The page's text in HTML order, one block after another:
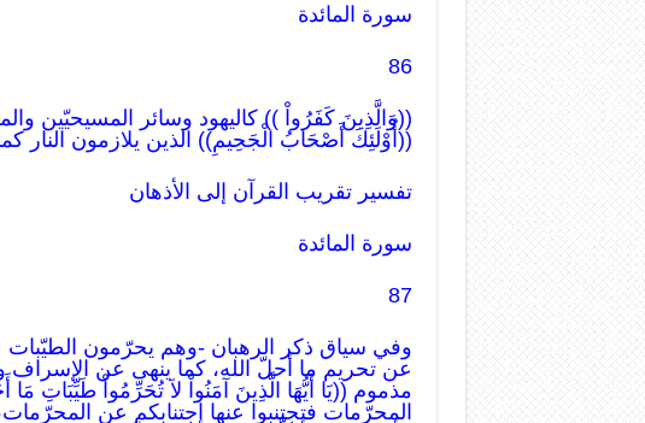
سورة المائدة
86
((وَالَّذِينَ كَفَرُواْ )) كاليهود وسائر المسيحيّين
((أُوْلَئِكَ أَصْحَابُ الْجَحِيمِ)) الذين يلازمون النار
تفسير تقريب القرآن إلى الأذهان
سورة المائدة
87
وفي سياق ذكر الرهبان -وهم يحرّمون الطيّبات
عن تحريم ما أحلّ الله، كما ينهى عن الإسراف
مذموم ((يَا أَيُّهَا الَّذِينَ آمَنُواْ لاَ تُحَرِّمُواْ طَيِّبَاتِ مَا
المحرّمات فتجتنبوا عنها إجتنابكم عن